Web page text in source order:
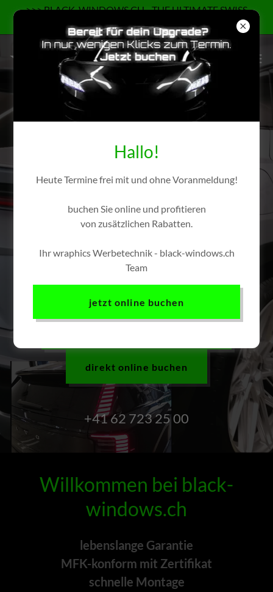
>>> BLACK-WINDOWS.CH - THE ULTIMATE SWISS
BRAND OF GLASS TINTING <<<
SCHEIBEN TÖNEN
SONNENSCHUTZ
SICHTSCHUTZ
SCHEIBEN FOLIEREN
Scheiben tönen - Sonnenschutz -
Hitzeschutz - Sichtschutz - Scheiben
folieren
AARGAU
direkt online buchen
+41 62 723 25 00
Willkommen bei black-
windows.ch
lebenslange Garantie
MFK-konform mit Zertifikat
schnelle Montage
Hallo!
Heute Termine frei mit und ohne Voranmeldung!
buchen Sie online und profitieren
von zusätzlichen Rabatten.
Ihr wraphics Werbetechnik - black-windows.ch
Team
jetzt online buchen